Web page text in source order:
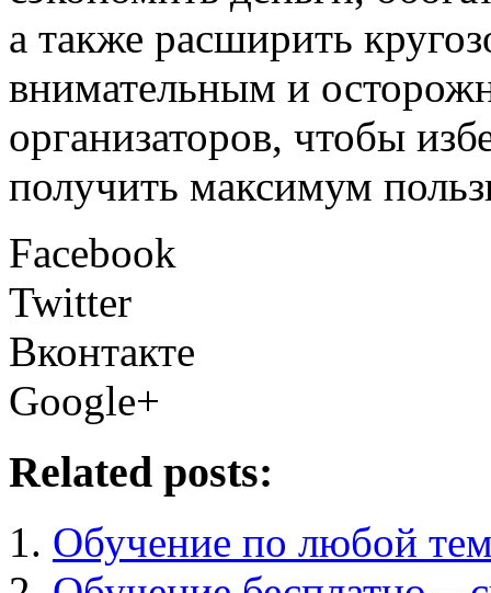
а также расширить
внимательным и
организаторов, чтобы
получить максимум
Facebook
Twitter
Вконтакте
Google+
Related posts:
Обучение по любой